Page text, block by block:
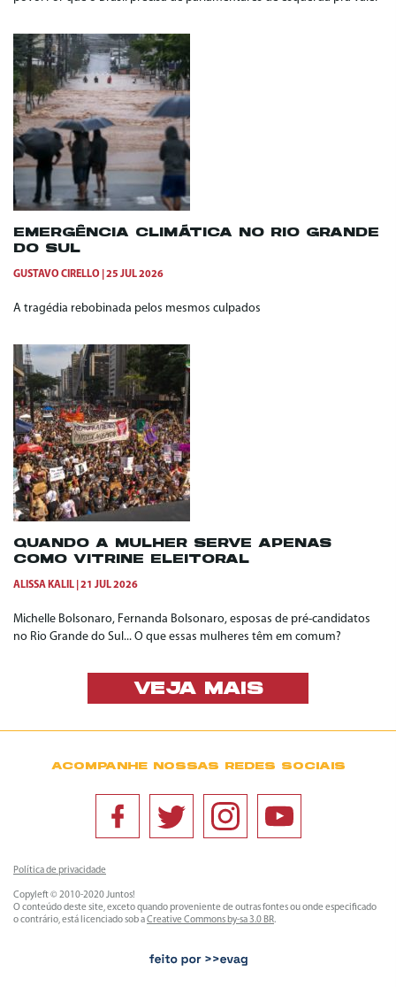
EMERGÊNCIA CLIMÁTICA NO RIO GRANDE
DO SUL
GUSTAVO CIRELLO 25 JUL 2026
A tragédia rebobinada pelos mesmos culpados
QUANDO A MULHER SERVE APENAS
COMO VITRINE ELEITORAL
ALISSA KALIL 21 JUL 2026
Michelle Bolsonaro, Fernanda Bolsonaro, esposas de pré-candidatos
no Rio Grande do Sul... O que essas mulheres têm em comum?
VEJA MAIS
ACOMPANHE NOSSAS REDES SOCIAIS
Política de privacidade
Copyleft © 2010-2020 Juntos!
O conteúdo deste site, exceto quando proveniente de outras fontes ou onde especificado
o contrário, está licenciado sob aCreative Commons by-sa 3.0 BR.